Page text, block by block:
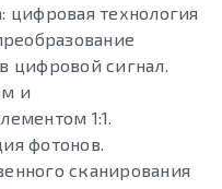
цифровая технология
цифровой сигнал.
и
1:1.
фотонов.
сканирования